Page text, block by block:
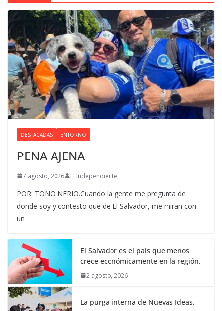
DESTACADAS ENTORNO
PENA AJENA
7 agosto, 2026 El Independiente
POR: TOÑO NERIO.Cuando la gente me pregunta de
donde soy y contesto que de El Salvador, me miran con
un
El Salvador es el país que menos
crece económicamente en la región.
2 agosto, 2026
La purga interna de Nuevas Ideas.